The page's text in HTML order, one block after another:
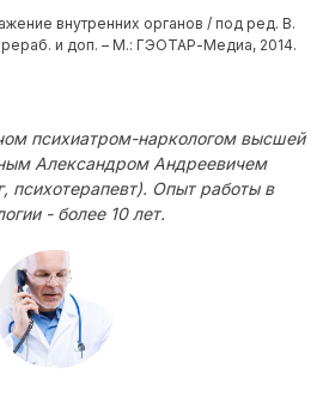
внутренних органов / под ред. В.
и доп. – М.: ГЭОТАР-Медиа, 2014.
психиатром-наркологом высшей
Александром Андреевичем
психотерапевт). Опыт работы в
- более 10 лет.